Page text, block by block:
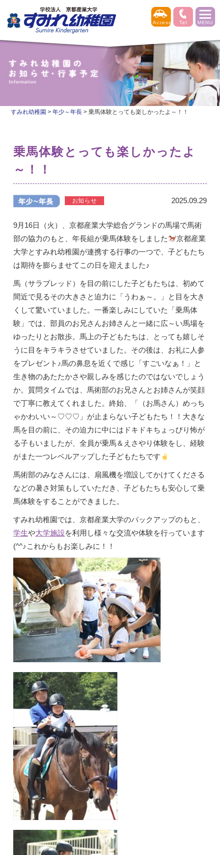
すみれ幼稚園 >年少～年長 >乗馬体験とっても楽しかったよ～！！
乗馬体験とっても楽しかったよ
～！！
2025.09.29
9月16日（火）、京都産業大学総合グランドの馬場で馬術
部の協力のもと、年長組が乗馬体験をしました
京都産業
大学とすみれ幼稚園が連携する行事の一つで、子どもたち
は期待を膨らませてこの日を迎えました♪
馬（サラブレッド）を目の前にした子どもたちは、初めて
間近で見るその大きさと迫力に「うわぁ～。」と目を大き
くして驚いていました。一番楽しみにしていた「乗馬体
験」では、部員のお兄さんお姉さんと一緒に広～い馬場を
ゆったりとお散歩。馬上の子どもたちは、とっても嬉しそ
うに目をキラキラさせていました。その後は、お礼に人参
をプレゼント♪馬の鼻息を近くで感じ「すごいなぁ！」と
生き物のあたたかさや親しみを感じたのではないでしょう
か。質問タイムでは、馬術部のお兄さんとお姉さんが笑顔
で丁寧に教えてくれました。終始、「（お馬さん）めっち
ゃかわいい～♡♡♡」が止まらない子どもたち！！大きな
馬を目の前に、その迫力に中にはドキドキちょっぴり怖が
る子もいましたが、全員が乗馬＆えさやり体験をし、経験
がまた一つレベルアップした子どもたちです
馬術部のみなさんには、扇風機を増設してかけてくださる
などの暑さ対策もしていただき、子どもたちも安心して乗
馬体験をすることができました。
すみれ幼稚園では、京都産業大学のバックアップのもと、
学生や大学施設を利用し様々な交流や体験を行っています
(^^♪これからもお楽しみに！！